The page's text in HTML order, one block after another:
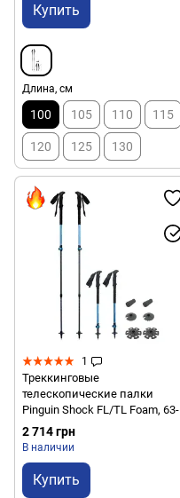
Купить
Длина, см
100 105 110 115
120 125 130
1
Треккинговые
телескопические палки
Pinguin Shock FL/TL Foam, 63-
135 см, Blue (PNG 812152)
2 714 грн
В наличии
Купить